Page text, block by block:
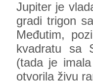
Jupiter je
gradi trigon
Međutim,
kvadratu sa
(tada je
otvorila živu